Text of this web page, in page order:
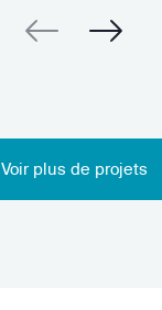
Voir plus de projets